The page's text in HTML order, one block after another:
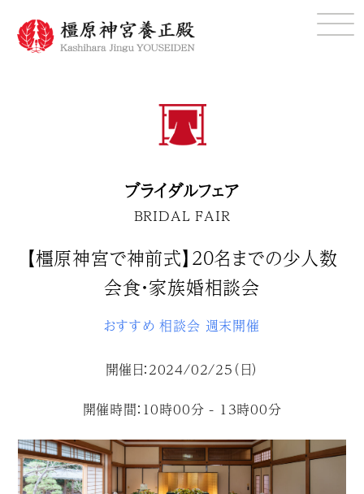
ブライダルフェア
BRIDAL FAIR
【橿原神宮で神前式】20名までの少人数
会食・家族婚相談会
おすすめ 相談会 週末開催
開催日：2024/02/25（日）
開催時間：10時00分 - 13時00分